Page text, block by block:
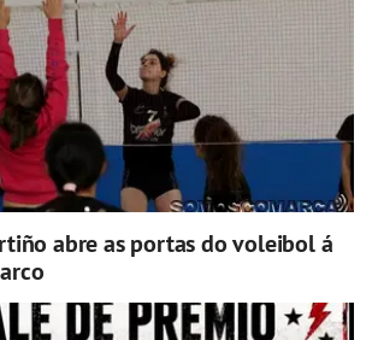
abre as portas do voleibol á